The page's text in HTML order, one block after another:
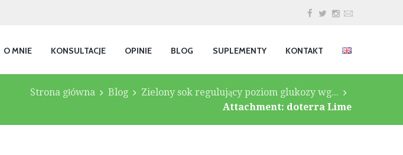
O MNIE KONSULTACJE OPINIE BLOG SUPLEMENTY KONTAKT
Strona główna Blog
Zielony sok regulujący poziom glukozy wg...
Attachment: doterra Lime